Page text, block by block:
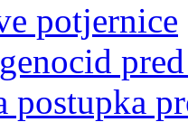
potjernice
postupka